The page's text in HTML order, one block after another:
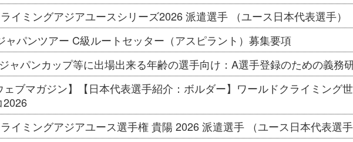
イミングアジアユースシリーズ2026 派遣選手 （ユース日本代表選手）
ャパンツアー C級ルートセッター（アスピラント）募集要項
ジャパンカップ等に出場出来る年齢の選手向け：A選手登録のための義務
ェブマガジン】【日本代表選手紹介：ボルダー】ワールドクライミング
2026
イミングアジアユース選手権 貴陽 2026 派遣選手 （ユース日本代表選手